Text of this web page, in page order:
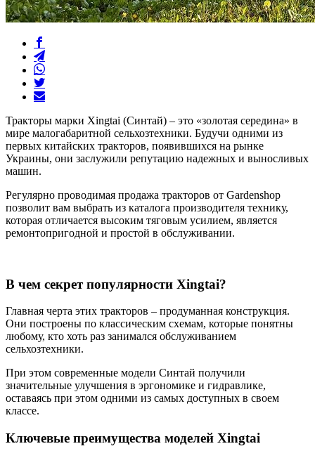
Тракторы марки Xingtai (Синтай) – это «золотая середина» в
мире малогабаритной сельхозтехники. Будучи одними из
первых китайских тракторов, появившихся на рынке
Украины, они заслужили репутацию надежных и выносливых
машин.
Регулярно проводимая продажа тракторов от Gardenshop
позволит вам выбрать из каталога производителя технику,
которая отличается высоким тяговым усилием, является
ремонтопригодной и простой в обслуживании.
В чем секрет популярности Xingtai?
Главная черта этих тракторов – продуманная конструкция.
Они построены по классическим схемам, которые понятны
любому, кто хоть раз занимался обслуживанием
сельхозтехники.
При этом современные модели Синтай получили
значительные улучшения в эргономике и гидравлике,
оставаясь при этом одними из самых доступных в своем
классе.
Ключевые преимущества моделей Xingtai